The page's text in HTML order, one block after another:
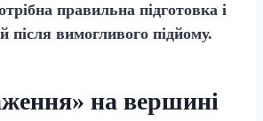
правильна підготовка і
після вимогливого підйому.
на вершині